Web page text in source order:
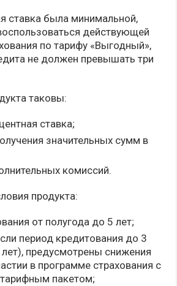
ставка была минимальной,
действующей
по тарифу «Выгодный»,
не должен превышать три
таковы:
ставка;
значительных сумм в
комиссий.
продукта:
от полугода до 5 лет;
период кредитования до 3
предусмотрены снижения
в программе страхования с
пакетом;